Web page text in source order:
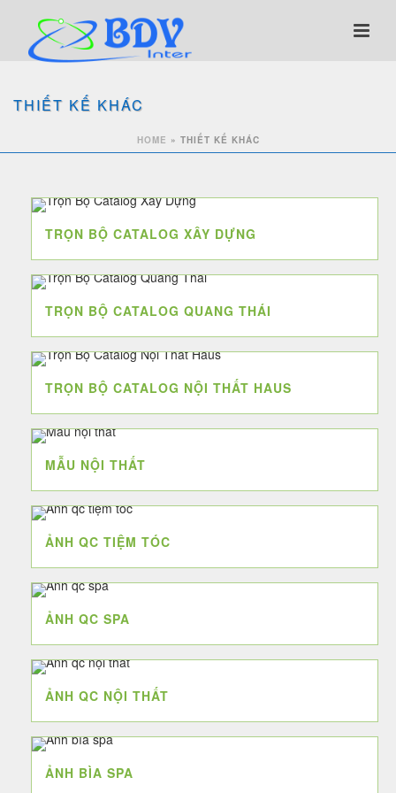
THIẾT KẾ KHÁC
HOME » THIẾT KẾ KHÁC
TRỌN BỘ CATALOG XÂY DỰNG
TRỌN BỘ CATALOG QUANG THÁI
TRỌN BỘ CATALOG NỘI THẤT HAUS
MẪU NỘI THẤT
ẢNH QC TIỆM TÓC
ẢNH QC SPA
ẢNH QC NỘI THẤT
ẢNH BÌA SPA